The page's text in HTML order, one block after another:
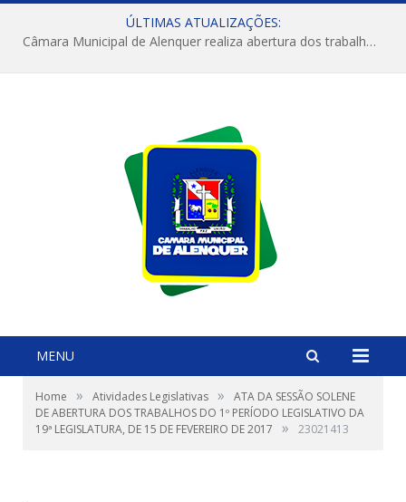
ÚLTIMAS ATUALIZAÇÕES:
Câmara Municipal de Alenquer realiza abertura dos trabalhos do 4º Período Legislativo
MENU
Home » Atividades Legislativas »
ATA DA SESSÃO SOLENE
DE ABERTURA DOS TRABALHOS DO 1º PERÍODO LEGISLATIVO DA
19ª LEGISLATURA, DE 15 DE FEVEREIRO DE 2017
» 23021413